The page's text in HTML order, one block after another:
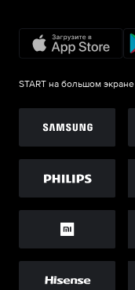
START на большом экране